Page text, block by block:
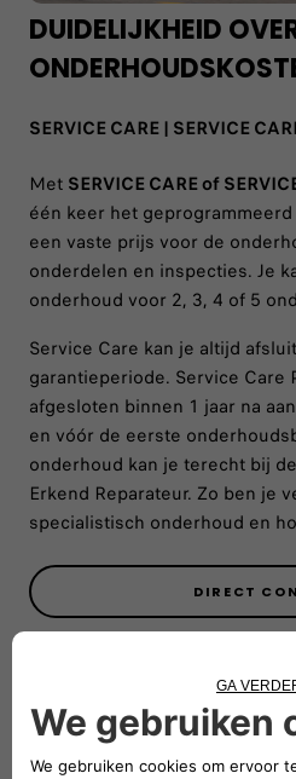
DUIDELIJKHEID
SERVICE CARE | SERVICE
Met SERVICE CARE of
één keer het
een vaste prijs voor de
onderdelen en inspecties. Je
onderhoud voor 2, 3, 4 of 5
Service Care kan je altijd
garantieperiode. Service Care
afgesloten binnen 1 jaar na
en vóór de eerste
onderhoud kan je terecht bij
Erkend Reparateur. Zo ben je
specialistisch onderhoud en
DIRECT